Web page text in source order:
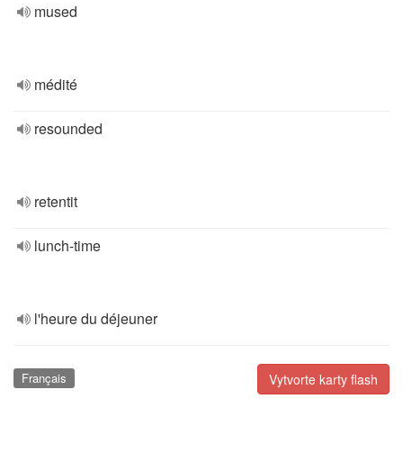
mused
médité
resounded
retentit
lunch-time
l'heure du déjeuner
Vytvorte karty flash
Français